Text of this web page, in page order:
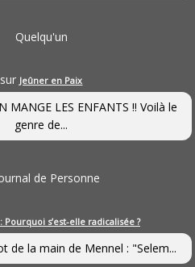
Quelqu'un
sur Jeûner en Paix
MANGE LES ENFANTS !! Voilà le
genre de...
de Personne
: Pourquoi s’est-elle radicalisée ?
de la main de Mennel : "Selem...